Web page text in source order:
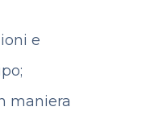
e
maniera